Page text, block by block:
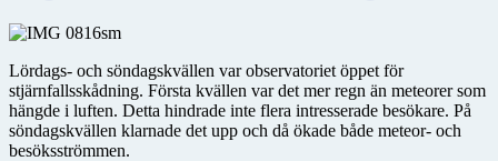
Lördags- och söndagskvällen var observatoriet öppet för
stjärnfallsskådning. Första kvällen var det mer regn än meteorer som
hängde i luften. Detta hindrade inte flera intresserade besökare. På
söndagskvällen klarnade det upp och då ökade både meteor- och
besöksströmmen.